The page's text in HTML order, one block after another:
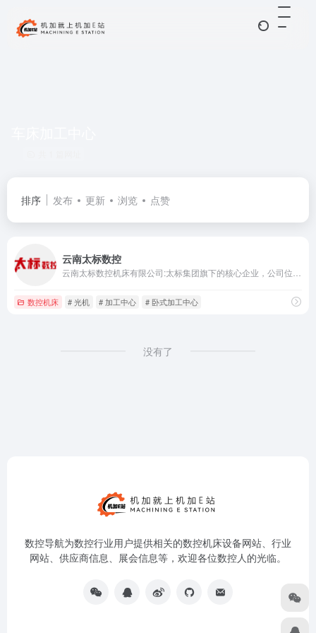
排序 发布 更新 浏览 点赞
云南太标数控
数控机床 # 光机 # 加工中心 # 卧式加工中心
没有了
数控导航为数控行业用户提供相关的数控机床设备网站、行业
网站、供应商信息、展会信息等，欢迎各位数控人的光临。